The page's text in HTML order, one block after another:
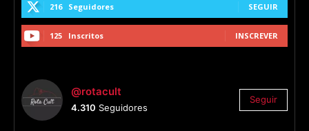
216 Seguidores SEGUIR
125 Inscritos INSCREVER
@rotacult
4.310 Seguidores
Seguir